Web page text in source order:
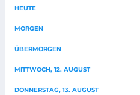
HEUTE
MORGEN
ÜBERMORGEN
MITTWOCH, 12. AUGUST
DONNERSTAG, 13. AUGUST